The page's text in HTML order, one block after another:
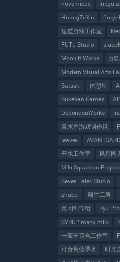
novamicus
HuangZeXin
鬼道游戏工作室
FUTU Studio
Moonlit Works
百
Modern Visual Arts
Satsuki
休憩屋
Sukeban Games
DebonosuWorks
青木香游戏制作组
leaves
开水工作室
风月同
Miki Squadron Project
Seven Tales Studio
zhubei
幽兰工房
灵问制作组
Ryu
SYRUP many milk
一辈子百合工作室
可食用蓝墨水
时光